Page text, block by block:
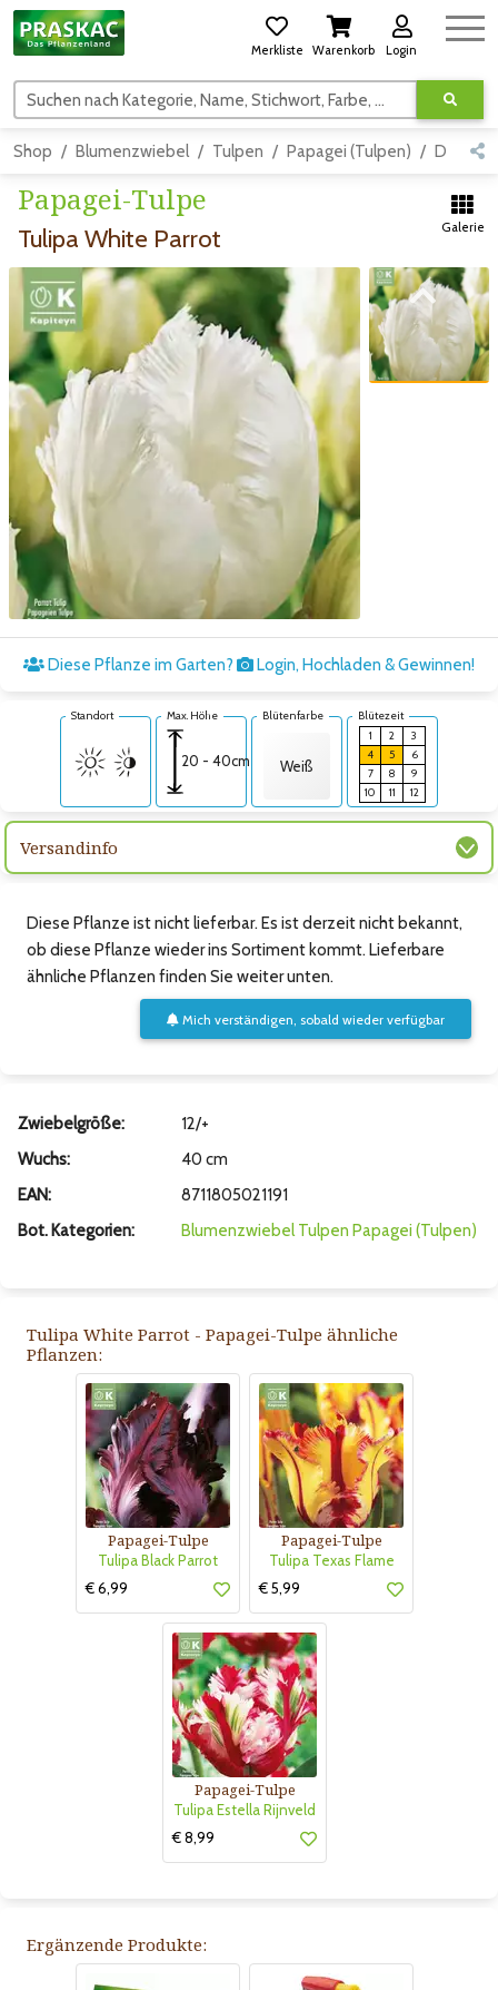
Merkliste Warenkorb Login
Suchen nach Kategorie, Name, Stichwort, Farbe, usw.
Shop Blumenzwiebel Tulpen Papagei (Tulpen) Detail
Papagei-Tulpe
Tulipa White Parrot Galerie
Zum vorigen Bild
Zum nächsten Bild
Diese Pflanze im Garten? Login, Hochladen & Gewinnen!
Standort Max. Höhe
20 - 40cm
Blütenfarbe
Weiß
Blütezeit
1
2
3
4
5
6
7
8
9
10
11 12
Versandinfo
Diese Pflanze ist nicht lieferbar. Es ist derzeit nicht bekannt,
ob diese Pflanze wieder ins Sortiment kommt. Lieferbare
ähnliche Pflanzen finden Sie weiter unten.
Mich verständigen, sobald wieder verfügbar
Zwiebelgröße:
12/+
Wuchs:
40 cm
EAN:
8711805021191
Bot. Kategorien:
Blumenzwiebel Tulpen Papagei (Tulpen)
Tulipa White Parrot - Papagei-Tulpe ähnliche
Pflanzen:
Papagei-Tulpe
Tulipa Black Parrot
€ 6,99
Papagei-Tulpe
Tulipa Texas Flame
€ 5,99
Papagei-Tulpe
Tulipa Estella Rijnveld
€ 8,99
Ergänzende Produkte: